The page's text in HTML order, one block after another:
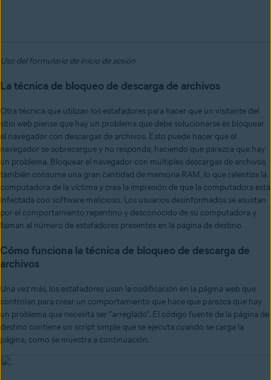
Uso del formulario de inicio de sesión
La técnica de bloqueo de descarga de archivos
Otra técnica que utilizan los estafadores para hacer que un visitante del
sitio web piense que hay un problema que debe solucionarse es bloquear
el navegador con descargas de archivos. Esto puede hacer que el
navegador se sobrecargue y no responda, haciendo que parezca que hay
un problema. Bloquear el navegador con múltiples descargas de archivos
también consume una gran cantidad de memoria RAM, lo que ralentiza la
computadora de la víctima y crea la impresión de que la computadora está
infectada con software malicioso. Los usuarios desinformados se asustan
por el comportamiento repentino y desconocido de su computadora y
llaman al número de estafadores presentes en la página de destino.
Cómo funciona la técnica de bloqueo de descarga de
archivos
Una vez más, los estafadores usan la codificación en la página web que
controlan para crear un comportamiento que hace que parezca que hay
un problema que necesita ser "arreglado". El código fuente de la página de
destino contiene un script simple que se ejecuta cuando se carga la
página, como se muestra a continuación.